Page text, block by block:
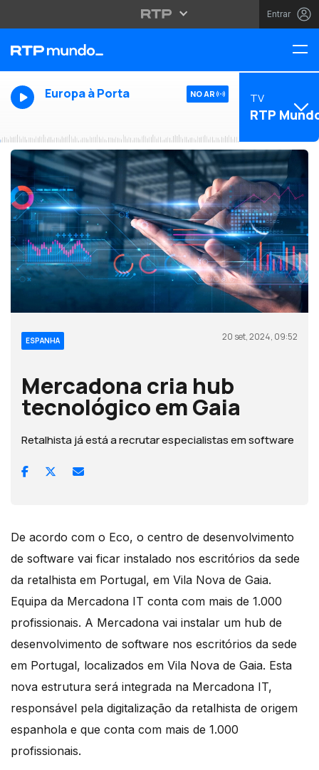
Entrar
Europa à Porta NO AR TV
RTP
ESPANHA 20 set, 2024, 09:52
Mercadona cria hub
tecnológico em Gaia
Retalhista já está a recrutar especialistas em software
De acordo com o Eco, o centro de desenvolvimento
de software vai ficar instalado nos escritórios da sede
da retalhista em Portugal, em Vila Nova de Gaia.
Equipa da Mercadona IT conta com mais de 1.000
profissionais. A Mercadona vai instalar um hub de
desenvolvimento de software nos escritórios da sede
em Portugal, localizados em Vila Nova de Gaia. Esta
nova estrutura será integrada na Mercadona IT,
responsável pela digitalização da retalhista de origem
espanhola e que conta com mais de 1.000
profissionais.